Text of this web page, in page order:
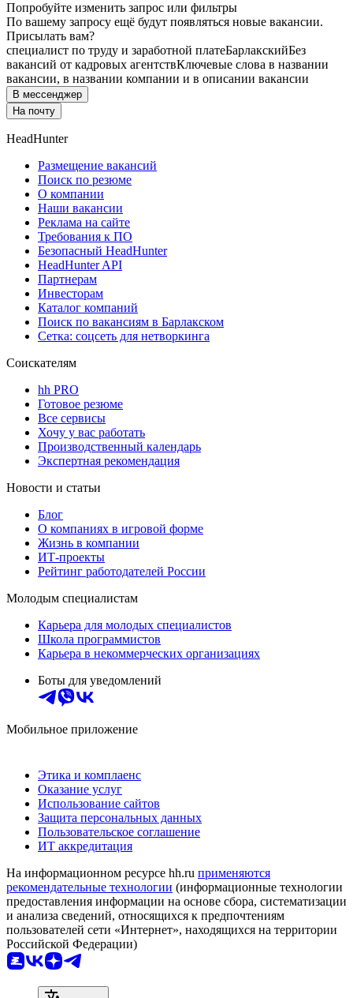
Попробуйте изменить запрос или фильтры
По вашему запросу ещё будут появляться новые вакансии.
Присылать вам?
специалист по труду и заработной платеБарлакскийБез
вакансий от кадровых агентствКлючевые слова в названии
вакансии, в названии компании и в описании вакансии
В мессенджер
На почту
HeadHunter
Размещение вакансий
Поиск по резюме
О компании
Наши вакансии
Реклама на сайте
Требования к ПО
Безопасный HeadHunter
HeadHunter API
Партнерам
Инвесторам
Каталог компаний
Поиск по вакансиям в Барлакском
Сетка: соцсеть для нетворкинга
Соискателям
hh PRO
Готовое резюме
Все сервисы
Хочу у вас работать
Производственный календарь
Экспертная рекомендация
Новости и статьи
Блог
О компаниях в игровой форме
Жизнь в компании
ИТ-проекты
Рейтинг работодателей России
Молодым специалистам
Карьера для молодых специалистов
Школа программистов
Карьера в некоммерческих организациях
Боты для уведомлений
Мобильное приложение
Этика и комплаенс
Оказание услуг
Использование сайтов
Защита персональных данных
Пользовательское соглашение
ИТ аккредитация
На информационном ресурсе hh.ru применяются
рекомендательные технологии (информационные технологии
предоставления информации на основе сбора, систематизации
и анализа сведений, относящихся к предпочтениям
пользователей сети «Интернет», находящихся на территории
Российской Федерации)